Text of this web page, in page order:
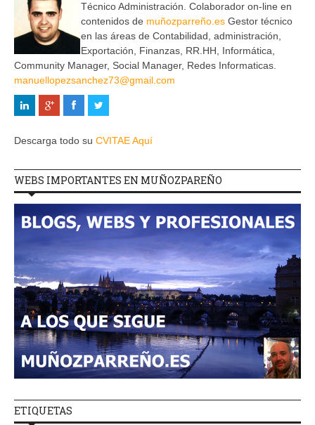
Técnico Administración. Colaborador on-line en
contenidos de muñozparreño.es Gestor técnico
en las áreas de Contabilidad, administración,
Exportación, Finanzas, RR.HH, Informática,
Community Manager, Social Manager, Redes Informaticas.
manuellopezsanchez73@gmail.com
Descarga todo su CVITAE Aquí
WEBS IMPORTANTES EN MUÑOZPAREÑO
ETIQUETAS